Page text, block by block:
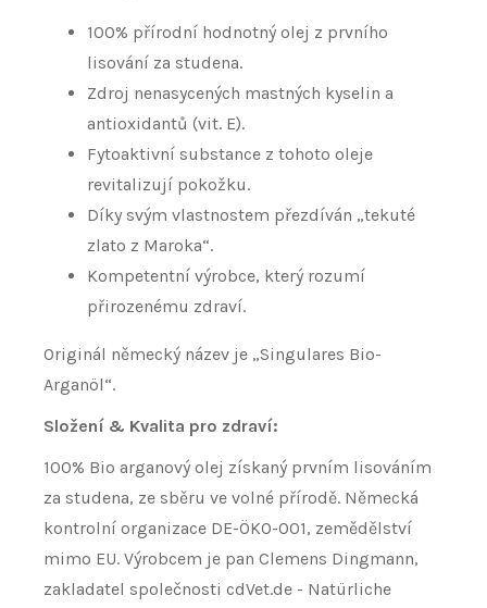
100% přírodní hodnotný olej z prvního
lisování za studena.
Zdroj nenasycených mastných kyselin a
antioxidantů (vit. E).
Fytoaktivní substance z tohoto oleje
revitalizují pokožku.
Díky svým vlastnostem přezdíván „tekuté
zlato z Maroka“.
Kompetentní výrobce, který rozumí
přirozenému zdraví.
Originál německý název je „Singulares Bio-
Arganöl“.
Složení & Kvalita pro zdraví:
100% Bio arganový olej získaný prvním lisováním
za studena, ze sběru ve volné přírodě. Německá
kontrolní organizace DE-ÖKO-001, zemědělství
mimo EU. Výrobcem je pan Clemens Dingmann,
zakladatel společnosti cdVet.de - Natürliche